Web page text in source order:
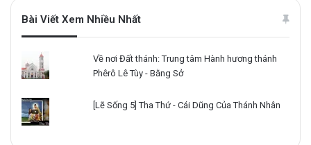
Bài Viết Xem Nhiều Nhất
Về nơi Đất thánh: Trung tâm Hành hương thánh
Phêrô Lê Tùy - Bằng Sở
[Lẽ Sống 5] Tha Thứ - Cái Dũng Của Thánh Nhân